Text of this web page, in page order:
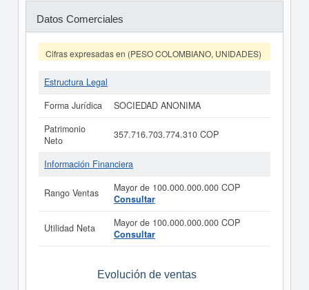
Datos Comerciales
Cifras expresadas en (PESO COLOMBIANO, UNIDADES)
Estructura Legal
Forma Jurídica
SOCIEDAD ANONIMA
Patrimonio
Neto
357.716.703.774.310 COP
Información Financiera
Rango Ventas
Mayor de 100.000.000.000 COP
Consultar
Utilidad Neta
Mayor de 100.000.000.000 COP
Consultar
Evolución de ventas